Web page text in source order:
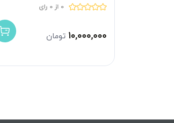
0 از 0 رای
۱۰,۰۰۰,۰۰۰ تومان